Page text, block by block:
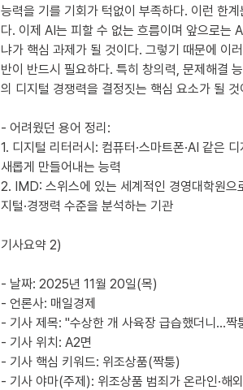
능력을 기를 기회가 턱없이 부족하다. 이런 한
다. 이제 AI는 피할 수 없는 흐름이며 앞으로는
냐가 핵심 과제가 될 것이다. 그렇기 때문에 이
반이 반드시 필요하다. 특히 창의력, 문제해결
의 디지털 경쟁력을 결정짓는 핵심 요소가 될
- 어려웠던 용어 정리:
1. 디지털 리터러시: 컴퓨터·스마트폰·AI 같은
새롭게 만들어내는 능력
2. IMD: 스위스에 있는 세계적인 경영대학원으
지털·경쟁력 수준을 분석하는 기관
기사요약 2)
- 날짜: 2025년 11월 20일(목)
- 언론사: 매일경제
- 기사 제목: "수상한 개 사육장 급습했더니…짝
- 기사 위치: A2면
- 기사 핵심 키워드: 위조상품(짝퉁)
- 기사 야마(주제): 위조상품 범죄가 온라인·해